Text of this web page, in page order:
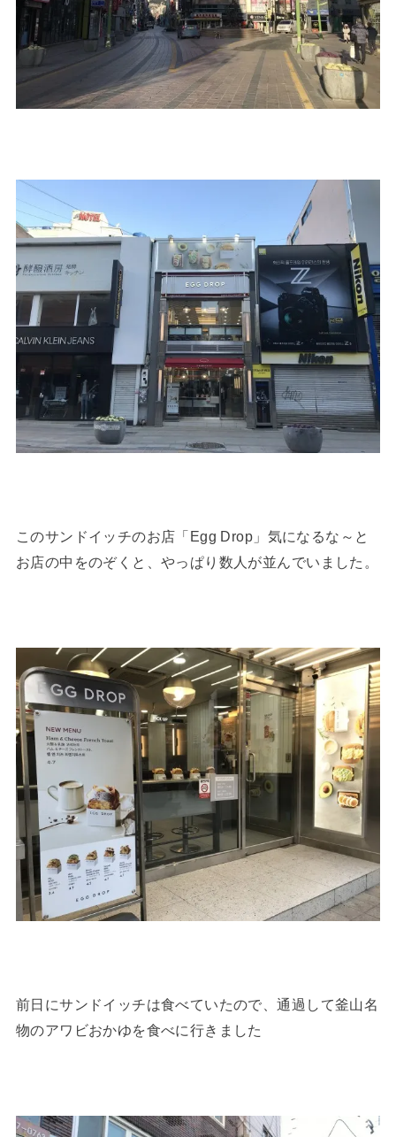
このサンドイッチのお店「Egg Drop」気になるな～と
お店の中をのぞくと、やっぱり数人が並んでいました。
前日にサンドイッチは食べていたので、通過して釜山名
物のアワビおかゆを食べに行きました